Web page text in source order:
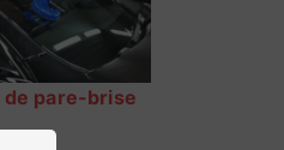
de pare-brise